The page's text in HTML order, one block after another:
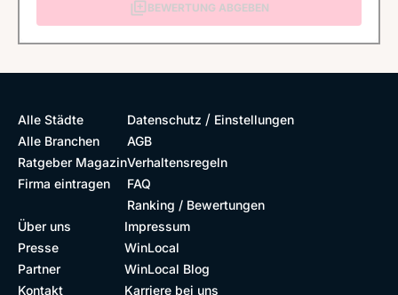
BEWERTUNG ABGEBEN
Alle Städte
Alle Branchen
Ratgeber Magazin
Firma eintragen
Datenschutz / Einstellungen
AGB
Verhaltensregeln
FAQ
Ranking / Bewertungen
Über uns
Presse
Partner
Kontakt
Impressum
WinLocal
WinLocal Blog
Karriere bei uns